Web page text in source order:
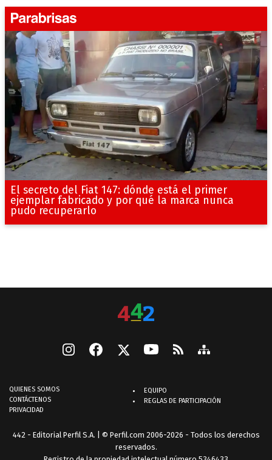
El secreto del Fiat 147: dónde está el primer
ejemplar fabricado y por qué la marca nunca
pudo recuperarlo
QUIENES SOMOS
CONTÁCTENOS
PRIVACIDAD
EQUIPO
REGLAS DE PARTICIPACIÓN
442 - Editorial Perfil S.A. | © Perfil.com 2006-2026 - Todos los derechos
reservados.